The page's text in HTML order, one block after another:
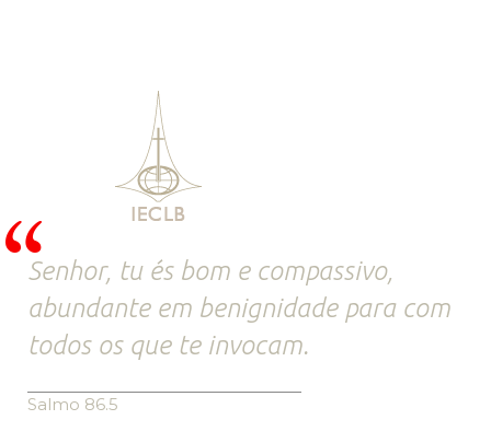
Senhor, tu és bom e compassivo,
abundante em benignidade para com
todos os que te invocam.
Salmo 86.5